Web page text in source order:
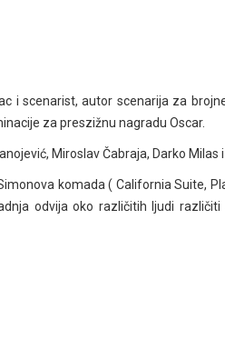
i scenarist, autor scenarija za
za preszižnu nagradu Oscar.
Miroslav Čabraja, Darko Milas
komada ( California Suite,
odvija oko različitih ljudi